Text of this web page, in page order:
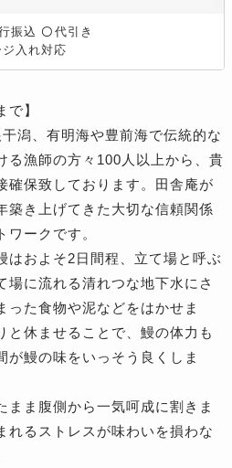
振込 〇 代引き
ジ入れ対応
で】
潟、有明海や豊前海で伝統的な
る漁師の方々100人以上から、貴
確保致しております。田舎庵が
築き上げてきた大切な信頼関係
ークです。
はおよそ2日間程、立て場と呼ぶ
場に流れる清れつな地下水にさ
った食物や泥などをはかせま
と休ませることで、鰻の体力も
が鰻の味をいっそう良くしま
まま腹側から一気呵成に割きま
れるストレスが味わいを損わな